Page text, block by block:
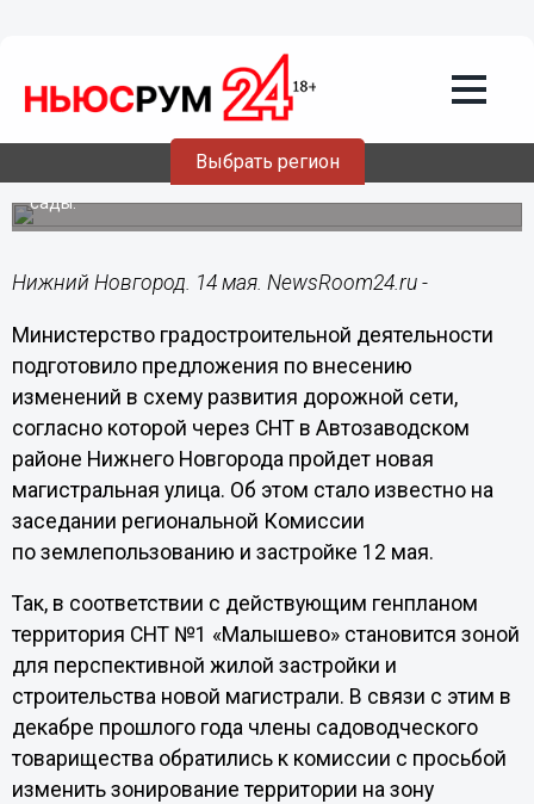
Выбрать регион
14.05.202017:13
В Автозаводском СНТ не будут строить
магистраль
По действующему генплану дорога проходит через
сады.
Нижний Новгород. 14 мая. NewsRoom24.ru -
Министерство градостроительной деятельности
подготовило предложения по внесению
изменений в схему развития дорожной сети,
согласно которой через СНТ в Автозаводском
районе Нижнего Новгорода пройдет новая
магистральная улица. Об этом стало известно на
заседании региональной Комиссии
по землепользованию и застройке 12 мая.
Так, в соответствии с действующим генпланом
территория СНТ №1 «Малышево» становится зоной
для перспективной жилой застройки и
строительства новой магистрали. В связи с этим в
декабре прошлого года члены садоводческого
товарищества обратились к комиссии с просьбой
изменить зонирование территории на зону